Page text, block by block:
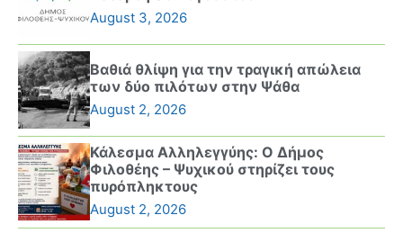
August 3, 2026
Βαθιά θλίψη για την τραγική απώλεια
των δύο πιλότων στην Ψάθα
August 2, 2026
Κάλεσμα Αλληλεγγύης: Ο Δήμος
Φιλοθέης – Ψυχικού στηρίζει τους
πυρόπληκτους
August 2, 2026